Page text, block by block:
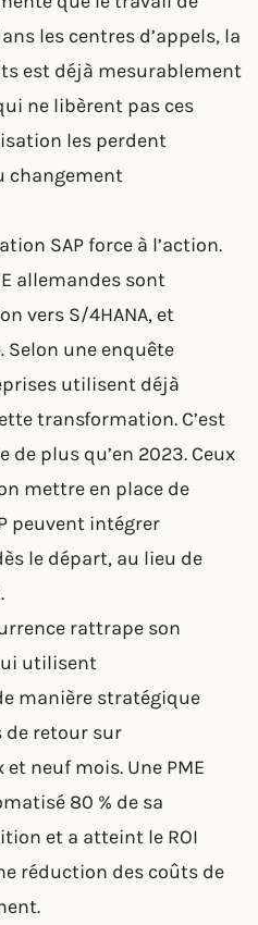
les centres d’appels, la
est déjà mesurablement
ne libèrent pas ces
les perdent
changement
SAP force à l’action.
allemandes sont
vers S/4HANA, et
Selon une enquête
utilisent déjà
transformation. C’est
de plus qu’en 2023. Ceux
mettre en place de
peuvent intégrer
le départ, au lieu de
rattrape son
utilisent
manière stratégique
de retour sur
neuf mois. Une PME
80 % de sa
et a atteint le ROI
réduction des coûts de